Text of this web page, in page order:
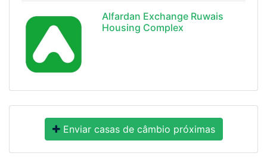
Alfardan Exchange Ruwais
Housing Complex
Enviar casas de câmbio próximas